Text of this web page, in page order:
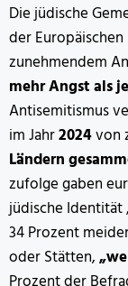
Die jüdische
der
zunehmendem
mehr Angst als
Antisemitismus
im Jahr2024von
Ländern
zufolge gaben
jüdische Identität
34 Prozent
oder Stätten,